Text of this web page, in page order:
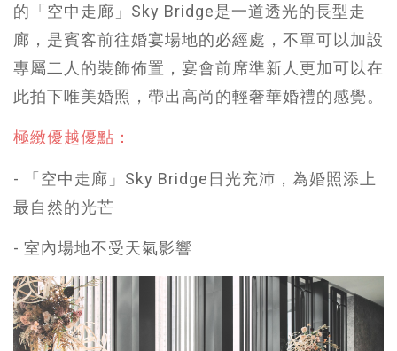
的「空中走廊」Sky Bridge是一道透光的長型走
廊，是賓客前往婚宴場地的必經處，不單可以加設
專屬二人的裝飾佈置，宴會前席準新人更加可以在
此拍下唯美婚照，帶出高尚的輕奢華婚禮的感覺。
極緻優越優點：
- 「空中走廊」Sky Bridge日光充沛，為婚照添上
最自然的光芒
- 室內場地不受天氣影響